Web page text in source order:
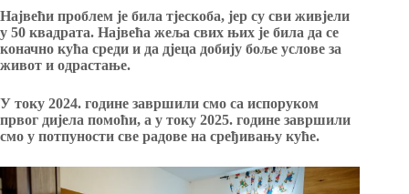
Највећи проблем је била тјескоба, јер су сви живјели
у 50 квадрата. Највећа жеља свих њих је била да се
коначно кућа среди и да дјеца добију боље услове за
живот и одрастање.
У току 2024. године завршили смо са испоруком
првог дијела помоћи, а у току 2025. године завршили
смо у потпуности све радове на сређивању куће.